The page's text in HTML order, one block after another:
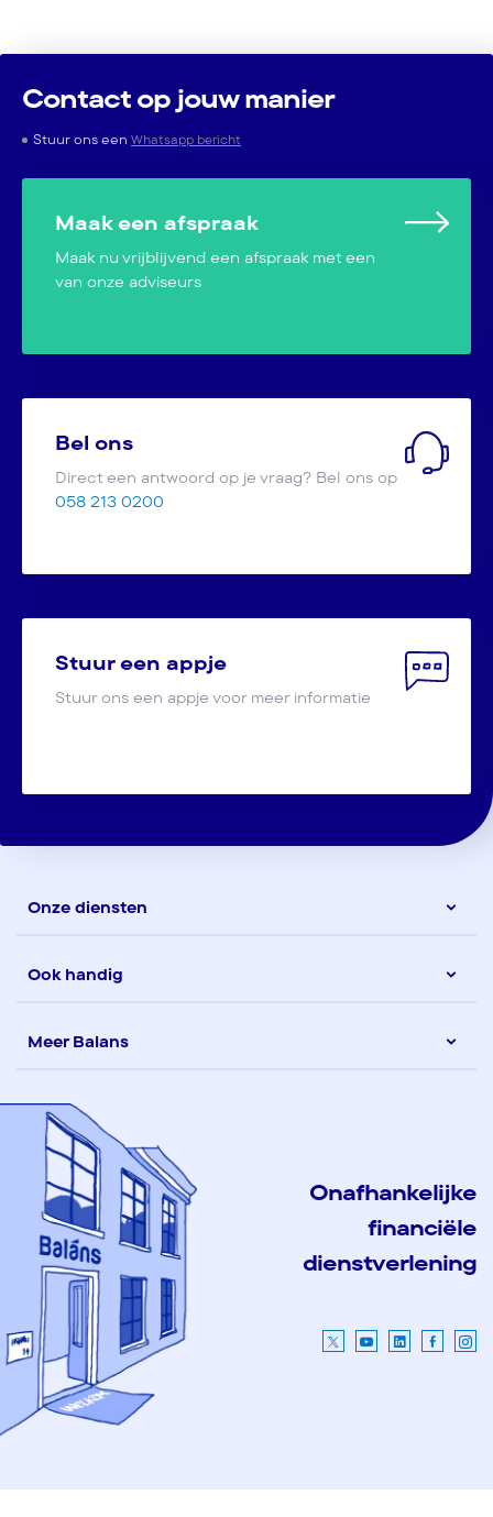
Contact op jouw manier
Stuur ons een Whatsapp bericht
Maak een afspraak
Maak nu vrijblijvend een afspraak met een
van onze adviseurs
Bel ons
Direct een antwoord op je vraag? Bel ons op
058 213 0200
Stuur een appje
Stuur ons een appje voor meer informatie
Onze diensten
Ook handig
Meer Balans
Onafhankelijke
financiële
dienstverlening